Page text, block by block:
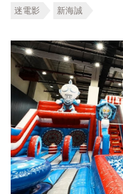
迷電影 新海誠